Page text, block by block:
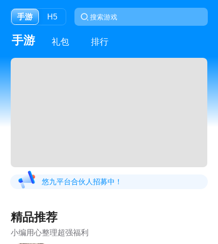
手游 H5
手游 礼包 排行
悠九平台合伙人招募中！
精品推荐
小编用心整理超强福利